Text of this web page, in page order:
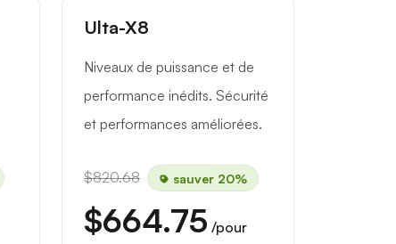
Ulta-X8
Niveaux de puissance et de
performance inédits. Sécurité
et performances améliorées.
$820.68 sauver 20%
$664.75 /pour